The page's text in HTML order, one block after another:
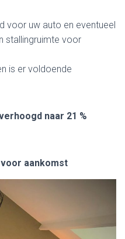
voor uw auto en eventueel
stallingruimte voor
is er voldoende
naar 21 %
aankomst